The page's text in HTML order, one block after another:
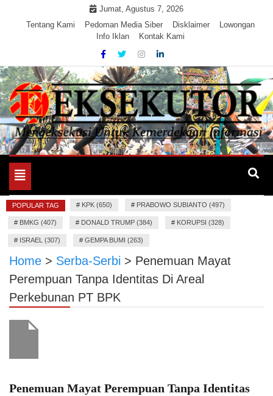
Jumat, Agustus 7, 2026
Tentang Kami
Pedoman Media Siber Disklaimer
Lowongan
Info Iklan
Kontak Kami
EKSEKUTOR
Mengeksekusi Berita Untuk Kemerdekaan dan Keadilan
Toggle
navigation
POPULAR TAG # KPK (650) # PRABOWO SUBIANTO (497)
# BMKG (407) # DONALD TRUMP (384) # KORUPSI (328)
# ISRAEL (307) # GEMPA BUMI (263)
Home > Serba-Serbi > Penemuan Mayat
Perempuan Tanpa Identitas Di Areal
Perkebunan PT BPK
Penemuan Mayat Perempuan Tanpa Identitas